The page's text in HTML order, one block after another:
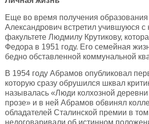
Еще во время получения
Александрович встретил учившуюся
факультете Людмилу Крутикову,
Федора в 1951 году. Его семейная
бедно обставленной коммунальной
В 1954 году Абрамов опубликовал
которую сразу обрушился шквал
называлась «Люди колхозной
прозе» и в ней Абрамов обвинял
обладателей Сталинской премии в